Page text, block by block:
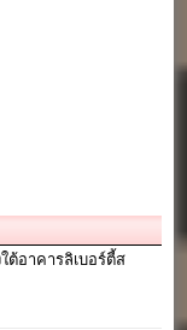
ต้อาคารลิเบอร์ตี้ส